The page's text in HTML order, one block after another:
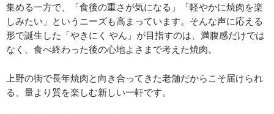
集める一方で、「食後の重さが気になる」「軽やかに焼肉を楽
しみたい」というニーズも高まっています。そんな声に応える
形で誕生した「やきにく やん」が目指すのは、満腹感だけでは
なく、食べ終わった後の心地よさまで考えた焼肉。
上野の街で長年焼肉と向き合ってきた老舗だからこそ届けられ
る、量より質を楽しむ新しい一軒です。